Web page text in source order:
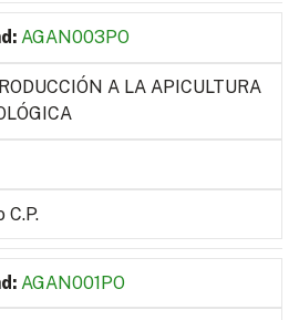
AGAN003PO
A LA APICULTURA
C.P.
AGAN001PO